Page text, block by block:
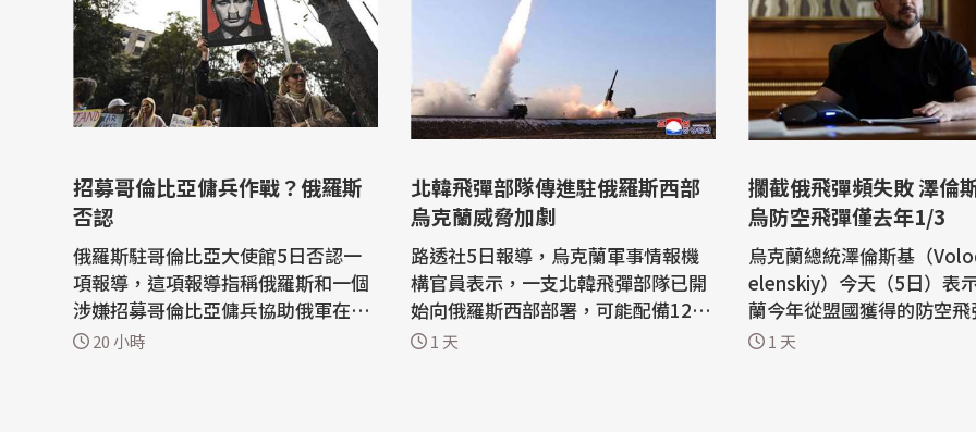
招募哥倫比亞傭兵作戰？俄羅斯
否認
俄羅斯駐哥倫比亞大使館5日否認一
項報導，這項報導指稱俄羅斯和一個
涉嫌招募哥倫比亞傭兵協助俄軍在烏
克蘭作戰的網絡有關。 哥倫比亞新聞
20 小時
北韓飛彈部隊傳進駐俄羅斯西部
烏克蘭威脅加劇
路透社5日報導，烏克蘭軍事情報機
構官員表示，一支北韓飛彈部隊已開
始向俄羅斯西部部署，可能配備120
枚彈道飛彈和6套發射裝備要對烏克
1 天
攔截俄飛彈頻失敗 澤倫
烏防空飛彈僅去年1/3
烏克蘭總統澤倫斯基（
elenskiy）今天（5日）表
蘭今年從盟國獲得的防空
只有去年的三分之一。基
1 天